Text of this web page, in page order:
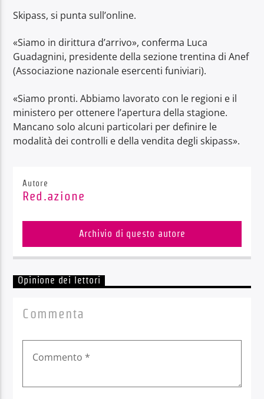
Radio Dolomiti
Skipass, si punta sull’online.
«Siamo in dirittura d’arrivo», conferma Luca
Guadagnini, presidente della sezione trentina di Anef
(Associazione nazionale esercenti funiviari).
«Siamo pronti. Abbiamo lavorato con le regioni e il
ministero per ottenere l’apertura della stagione.
Mancano solo alcuni particolari per definire le
modalità dei controlli e della vendita degli skipass».
Autore
Red.azione
Archivio di questo autore
Opinione dei lettori
Commenta